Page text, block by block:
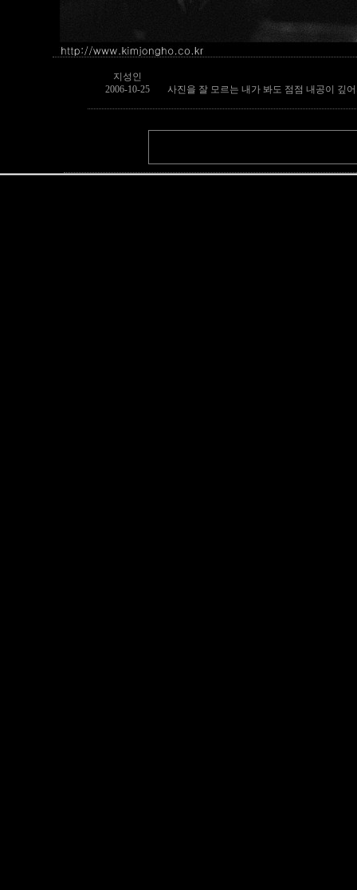
지성인
2006-10-25
사진을 잘 모르는 내가 봐도 점점 내공이 깊